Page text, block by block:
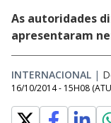
As autoridades
apresentaram
INTERNACIONAL |
16/10/2014 - 15H08